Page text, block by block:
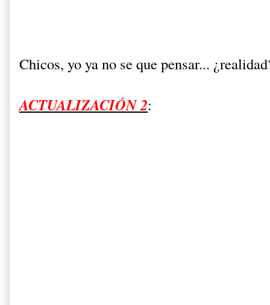
Chicos, yo ya no se que pensar...
ACTUALIZACIÓN 2: